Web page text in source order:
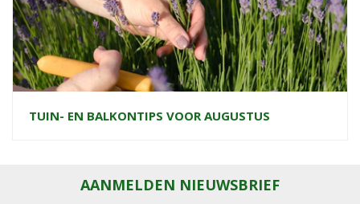
TUIN- EN BALKONTIPS VOOR AUGUSTUS
AANMELDEN NIEUWSBRIEF